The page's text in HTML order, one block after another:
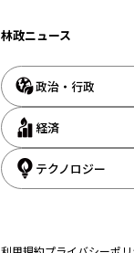
林政ニュース
政治・行政
経済
テクノロジー